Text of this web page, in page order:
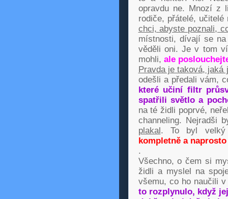
opravdu ne. Mnozí
rodiče, přátelé,
chci, abyste poznali,
místnosti, dívají se
věděli oni. Je v tom
mohli, ale
Pravda je taková, jaká
odešli a předali vám,
které učiní filtr
spatřili světlo a
na té židli poprvé,
channeling. Nejradši
plakal. To byl velký
kompletně a
.
Všechno, o čem si
židli a myslel na
všemu, co ho naučili
to rozplynulo, když